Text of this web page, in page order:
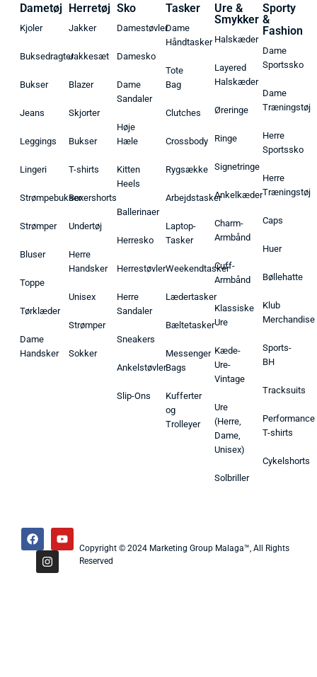
Dametøj
Kjoler
Buksedragter
Bukser
Jeans
Leggings
Lingeri
Strømpebukser
Strømper
Bluser
Toppe
Tørklæder
Dame
Handsker
Herretøj
Jakker
Jakkesæt
Blazer
Skjorter
Bukser
T-shirts
Boxershorts
Undertøj
Herre
Handsker
Unisex
Strømper
Sokker
Sko
Damestøvler
Damesko
Dame
Sandaler
Høje
Hæle
Kitten
Heels
Ballerinaer
Herresko
Herrestøvler
Herre
Sandaler
Sneakers
Ankelstøvler
Slip-Ons
Tasker
Dame
Håndtasker
Tote
Bag
Clutches
Crossbody
Rygsække
Arbejdstasker
Laptop-
Tasker
Weekendtasker
Lædertasker
Bæltetasker
Messenger
Bags
Kufferter
og
Trolleyer
Ure &
Smykker
Halskæder
Layered
Halskæder
Øreringe
Ringe
Signetringe
Ankelkæder
Charm-
Armbånd
Cuff-
Armbånd
Klassiske
Ure
Kæde-
Ure-
Vintage
Ure
(Herre,
Dame,
Unisex)
Solbriller
Sporty
&
Fashion
Dame
Sportssko
Dame
Træningstøj
Herre
Sportssko
Herre
Træningstøj
Caps
Huer
Bøllehatte
Klub
Merchandise
Sports-
BH
Tracksuits
Performance
T-shirts
Cykelshorts
Copyright © 2024 Marketing Group Malaga™, All Rights
Reserved